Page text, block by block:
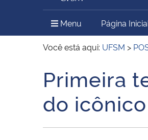
Ministério do Meio Ambiente
Secretaria de Governo
Menu Menu Principal
Página
Você está aqui: UFSM >
Início do conteúdo
Primeira
do